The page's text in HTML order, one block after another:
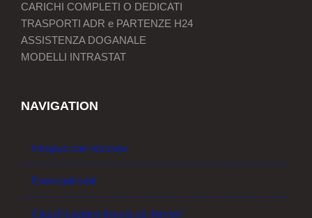
CARICHI COMPLETI O DEDICATI
TRASPORTI ADR e PARTENZE H24
ASSISTENZA DOGANALE
MODELLI INTRASTAT
NAVIGATION
Integrazione europea
Paesi aderenti
Classificazione fiscale dei territori